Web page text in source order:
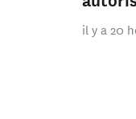
il y a 20